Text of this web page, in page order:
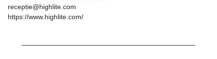
receptie@highlite.com
https://www.highlite.com/